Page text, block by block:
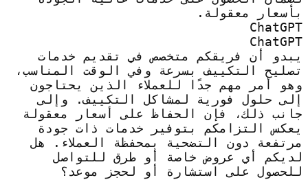
بأسعار معقولة.
ChatGPT
ChatGPT
يبدو أن فريقكم متخصص في تقديم خدمات
تصليح التكييف بسرعة وفي الوقت المناسب،
وهو أمر مهم جدًا للعملاء الذين يحتاجون
إلى حلول فورية لمشاكل التكييف. وإلى
جانب ذلك، فإن الحفاظ على أسعار معقولة
يعكس التزامكم بتوفير خدمات ذات جودة
مرتفعة دون التضحية بمحفظة العملاء. هل
لديكم أي عروض خاصة أو طرق للتواصل
للحصول على استشارة أو لحجز موعد؟